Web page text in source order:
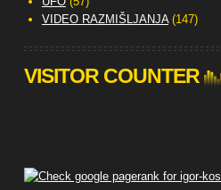
VIDEO RAZMIŠLJANJA(147)
VISITOR COUNTER